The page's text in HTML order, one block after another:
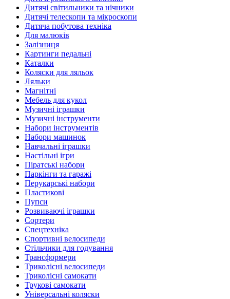
Дитячі світильники та нічники
Дитячі телескопи та мікроскопи
Дитяча побутова техніка
Для малюків
Залізниця
Картинги педальні
Каталки
Коляски для ляльок
Ляльки
Магнітні
Мебель для кукол
Музичні іграшки
Музичні інструменти
Набори інструментів
Набори машинок
Навчальні іграшки
Настільні ігри
Піратські набори
Паркінги та гаражі
Перукарські набори
Пластикові
Пупси
Розвиваючі іграшки
Сортери
Спецтехніка
Спортивні велосипеди
Стільчики для годування
Трансформери
Триколісні велосипеди
Триколісні самокати
Трукові самокати
Універсальні коляски